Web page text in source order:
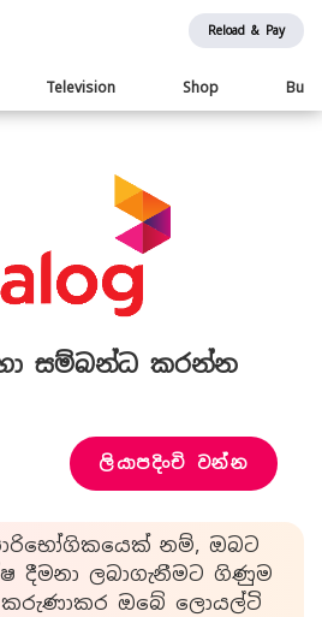
Reload & Pay
Television Shop
හා සම්බන්ධ කරන්න
ලියාපදිංචි වන්න
නම්, ඔබට
දීමනා ලබාගැනීමට ගිණුම
කරුණාකර ඔබේ ලොයල්ටි